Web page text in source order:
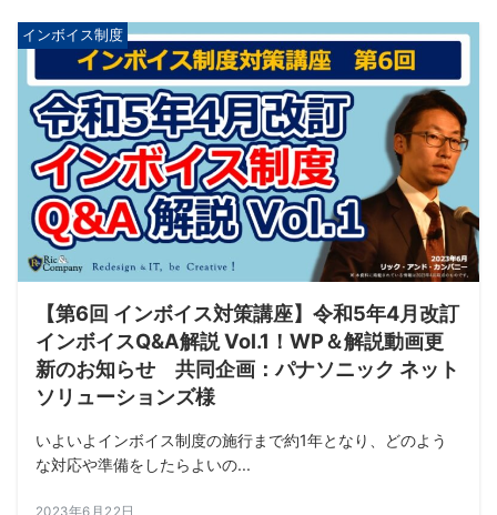
インボイス制度
【第6回 インボイス対策講座】令和5年4月改訂
インボイスQ&A解説 Vol.1！WP＆解説動画更
新のお知らせ 共同企画：パナソニック ネット
ソリューションズ様
いよいよインボイス制度の施行まで約1年となり、どのよう
な対応や準備をしたらよいの...